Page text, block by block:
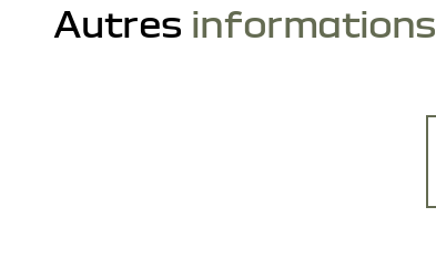
Autres informations